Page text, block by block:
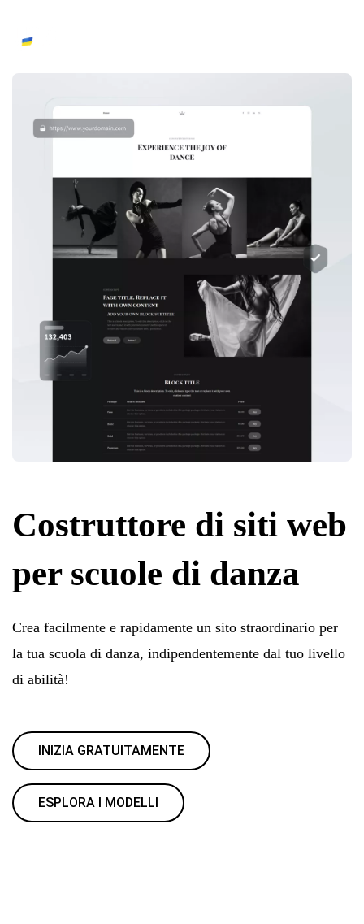
Costruttore di siti web
per scuole di danza
Crea facilmente e rapidamente un sito straordinario per
la tua scuola di danza, indipendentemente dal tuo livello
di abilità!
INIZIA GRATUITAMENTE
ESPLORA I MODELLI